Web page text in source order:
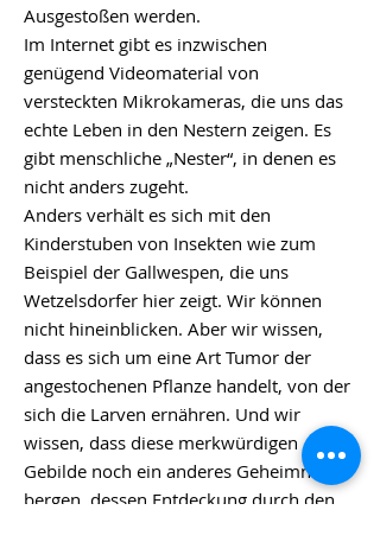
Ausgestoßen werden.
Im Internet gibt es inzwischen
genügend Videomaterial von
versteckten Mikrokameras, die uns das
echte Leben in den Nestern zeigen. Es
gibt menschliche „Nester“, in denen es
nicht anders zugeht.
Anders verhält es sich mit den
Kinderstuben von Insekten wie zum
Beispiel der Gallwespen, die uns
Wetzelsdorfer hier zeigt. Wir können
nicht hineinblicken. Aber wir wissen,
dass es sich um eine Art Tumor der
angestochenen Pflanze handelt, von der
sich die Larven ernähren. Und wir
wissen, dass diese merkwürdigen
Gebilde noch ein anderes Geheimnis
bergen, dessen Entdeckung durch den